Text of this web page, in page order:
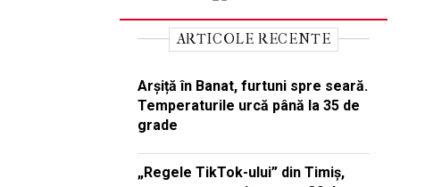
ARTICOLE RECENTE
Arșiță în Banat, furtuni spre seară.
Temperaturile urcă până la 35 de
grade
„Regele TikTok-ului” din Timiș,